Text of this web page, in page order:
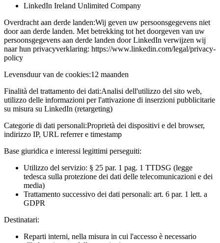
LinkedIn Ireland Unlimited Company
Overdracht aan derde landen:Wij geven uw persoonsgegevens niet
door aan derde landen. Met betrekking tot het doorgeven van uw
persoonsgegevens aan derde landen door LinkedIn verwijzen wij
naar hun privacyverklaring: https://www.linkedin.com/legal/privacy-
policy
Levensduur van de cookies:12 maanden
Finalità del trattamento dei dati:Analisi dell'utilizzo del sito web,
utilizzo delle informazioni per l'attivazione di inserzioni pubblicitarie
su misura su LinkedIn (retargeting)
Categorie di dati personali:Proprietà dei dispositivi e del browser,
indirizzo IP, URL referrer e timestamp
Base giuridica e interessi legittimi perseguiti:
Utilizzo del servizio: § 25 par. 1 pag. 1 TTDSG (legge
tedesca sulla protezione dei dati delle telecomunicazioni e dei
media)
Trattamento successivo dei dati personali: art. 6 par. 1 lett. a
GDPR
Destinatari:
Reparti interni, nella misura in cui l'accesso è necessario